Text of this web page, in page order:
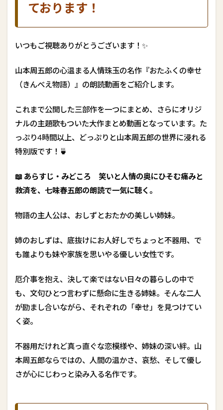
リ
ナ
主
題
歌
と
も
に
お
届
け
て
お
り
！
2
1
愛
す
べ
き
ヒ
ロ
ン
「
お
し
ず
ております！
いつもご視聴ありがとうございます！✨
山本周五郎の心温まる人情珠玉の名作『おたふくの幸せ
（きんべえ物語）』の朗読動画をご紹介します。
これまで公開した三部作を一つにまとめ、さらにオリジ
ナルの主題歌もついた大作まとめ動画となっています。た
っぷり4時間以上、どっぷりと山本周五郎の世界に浸れる
特別版です！🍵
📖 あらすじ・みどころ 笑いと人情の奥にひそむ痛みと
救済を、七味春五郎の朗読で一気に聴く。
物語の主人公は、おしずとおたかの美しい姉妹。
姉のおしずは、底抜けにお人好しでちょっと不器用、で
も誰よりも妹や家族を思いやる優しい女性です。
厄介事を抱え、決して楽ではない日々の暮らしの中で
も、文句ひとつ言わずに懸命に生きる姉妹。そんな二人
が励まし合いながら、それぞれの「幸せ」を見つけてい
く姿。
不器用だけれど真っ直ぐな恋模様や、姉妹の深い絆。山
本周五郎ならではの、人間の温かさ、哀愁、そして優し
さが心にじわっと染み入る名作です。